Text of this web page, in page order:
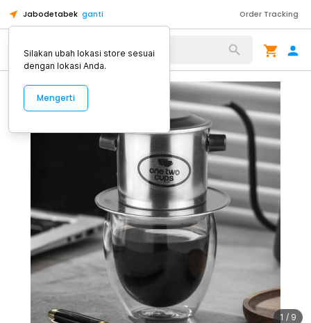
Jabodetabek ganti Order Tracking
Alat Kopi
1 / 9
Silakan ubah lokasi store sesuai
dengan lokasi Anda.
Mengerti